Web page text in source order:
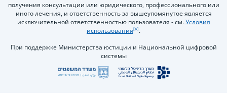
получения консультации или юридического, профессионального или
иного лечения, и ответственность за вышеупомянутое является
исключительной ответственностью пользователя - см.Условия
использования
.
При поддержке Министерства юстиции и Национальной цифровой
системы